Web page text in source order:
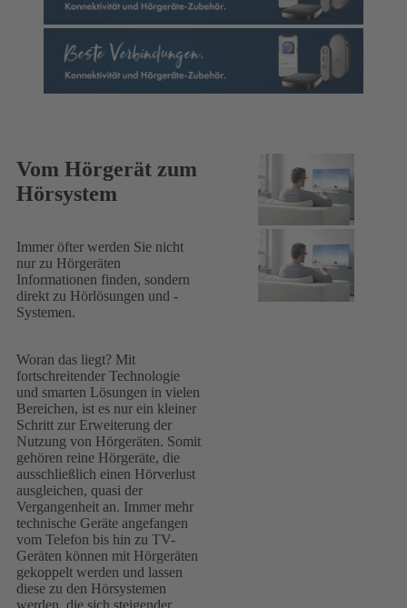
Vom Hörgerät zum
Hörsystem
Immer öfter werden Sie nicht
nur zu Hörgeräten
Informationen finden, sondern
direkt zu Hörlösungen und -
Systemen.
Woran das liegt? Mit
fortschreitender Technologie
und smarten Lösungen in vielen
Bereichen, ist es nur ein kleiner
Schritt zur Erweiterung der
Nutzung von Hörgeräten. Somit
gehören reine Hörgeräte, die
ausschließlich einen Hörverlust
ausgleichen, quasi der
Vergangenheit an. Immer mehr
technische Geräte angefangen
vom Telefon bis hin zu TV-
Geräten können mit Hörgeräten
gekoppelt werden und lassen
diese zu den Hörsystemen
werden, die sich steigender